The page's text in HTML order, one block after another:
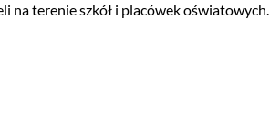
na terenie szkół i placówek oświatowych.